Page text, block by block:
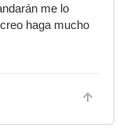
me lo
haga mucho